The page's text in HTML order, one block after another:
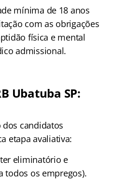
mínima de 18 anos
com as obrigações
física e mental
admissional.
Ubatuba SP:
dos candidatos
etapa avaliativa:
eliminatório e
todos os empregos).